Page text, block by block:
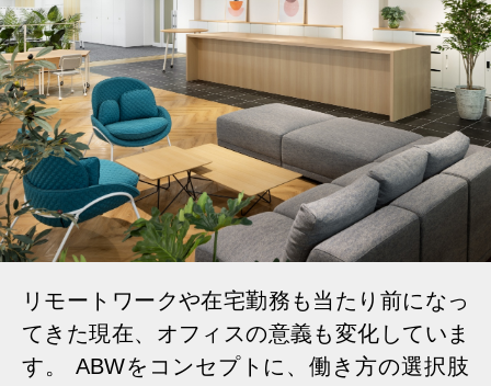
リモートワークや在宅勤務も当たり前になっ
てきた現在、オフィスの意義も変化していま
す。 ABWをコンセプトに、働き方の選択肢